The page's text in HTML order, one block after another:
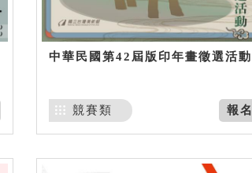
中華民國第42屆版印年畫徵選活動
報名
競賽類